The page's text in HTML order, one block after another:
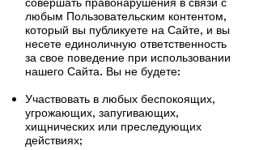
любым Пользовательским контентом,
который вы публикуете на Сайте, и вы
несете единоличную ответственность
за свое поведение при использовании
нашего Сайта. Вы не будете:
Участвовать в любых беспокоящих,
угрожающих, запугивающих,
хищнических или преследующих
действиях;